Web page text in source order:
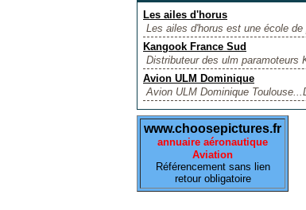
Les ailes d'horus
Les ailes d'horus est une école
Kangook France Sud
Distributeur des ulm paramoteurs
Avion ULM Dominique
Avion ULM Dominique
www.choosepictures.fr
annuaire aéronautique
Aviation
Référencement sans lien
retour obligatoire